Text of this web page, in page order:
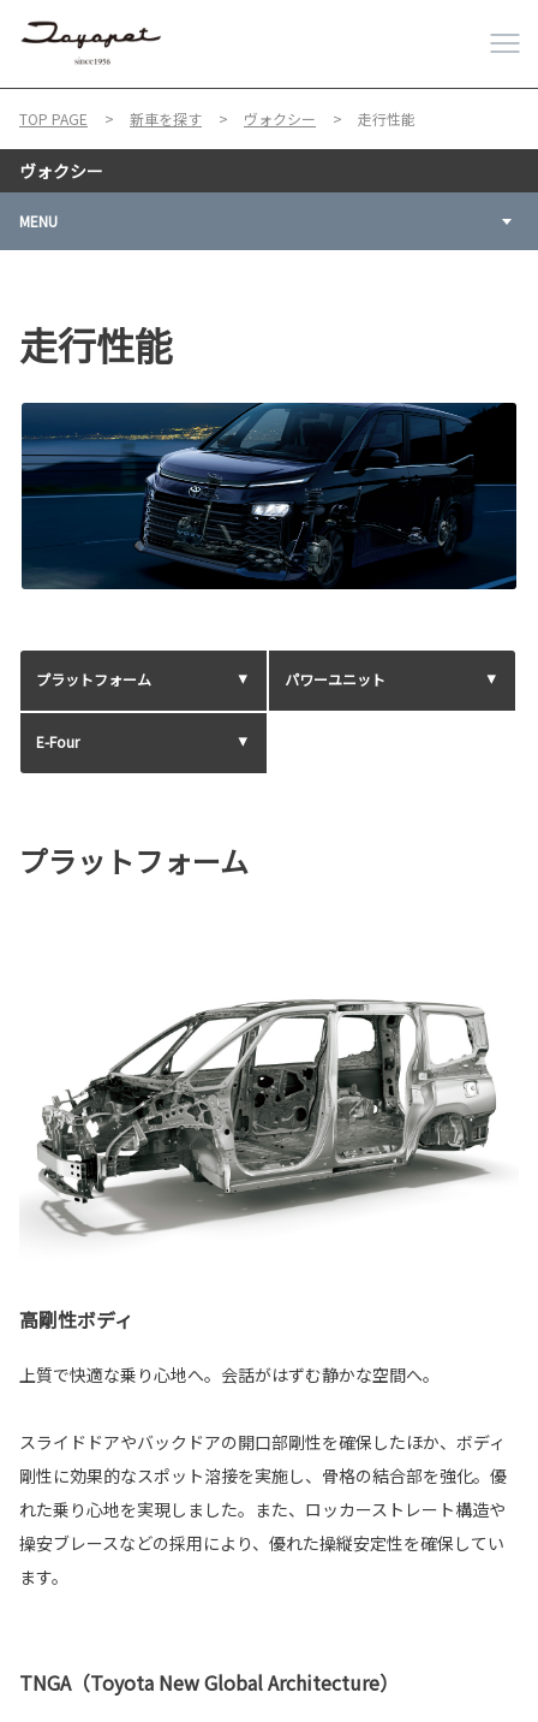
TOP PAGE 新車を探す ヴォクシー 走行性能
ヴォクシー
MENU
走行性能
プラットフォーム パワーユニット
E-Four
プラットフォーム
高剛性ボディ
上質で快適な乗り心地へ。会話がはずむ静かな空間へ。
スライドドアやバックドアの開口部剛性を確保したほか、ボディ
剛性に効果的なスポット溶接を実施し、骨格の結合部を強化。優
れた乗り心地を実現しました。また、ロッカーストレート構造や
操安ブレースなどの採用により、優れた操縦安定性を確保してい
ます。
TNGA（Toyota New Global Architecture）